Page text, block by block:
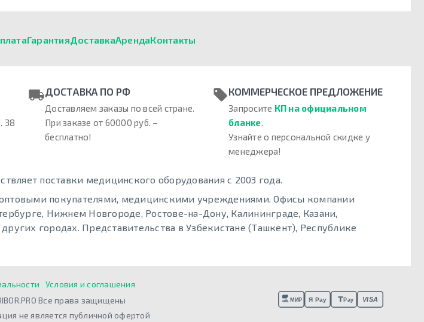
ГарантияДоставкаАрендаКонтакты
38
ДОСТАВКА ПО РФ
Доставляем заказы по всей стране.
При заказе от 60000 руб. –
бесплатно!
КОММЕРЧЕСКОЕ ПРЕДЛОЖЕНИЕ
Запросите КП на официальном
бланке.
Узнайте о персональной скидке у
менеджера!
поставки медицинского оборудования с 2003 года.
покупателями, медицинскими учреждениями. Офисы компании
Нижнем Новгороде, Ростове-на-Дону, Калининграде, Казани,
городах. Представительства в Узбекистане (Ташкент), Республике
Условия и соглашения
Все права защищены
не является публичной офертой
МИР Я Pay Pay VISA